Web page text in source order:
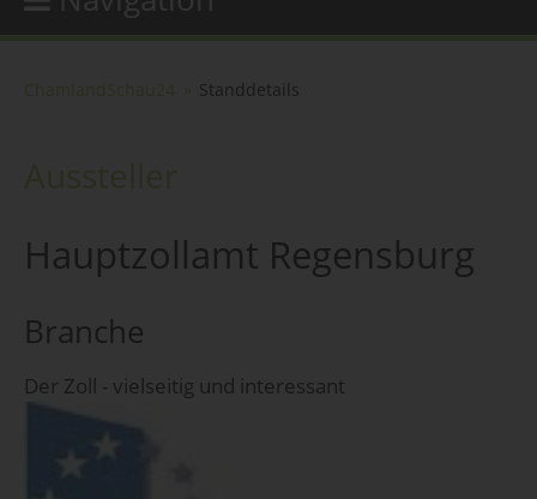
Standdetails
Hauptzollamt Regensburg
Branche
Der Zoll - vielseitig und interessant